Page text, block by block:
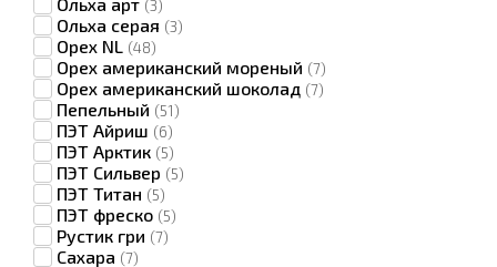
Ольха арт (3)
Ольха серая (3)
Орех NL (48)
Орех американский мореный (7)
Орех американский шоколад (7)
Пепельный (51)
ПЭТ Айриш (6)
ПЭТ Арктик (5)
ПЭТ Сильвер (5)
ПЭТ Титан (5)
ПЭТ фреско (5)
Рустик гри (7)
Сахара (7)